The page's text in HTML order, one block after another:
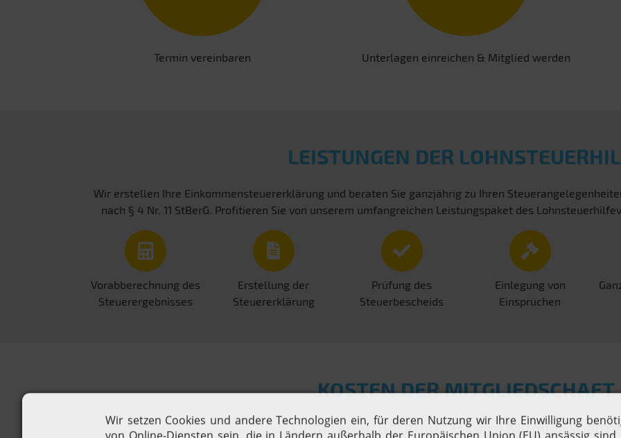
Termin vereinbaren Unterlagen einreichen & Mitglied werden
LEISTUNGEN DER
Wir erstellen Ihre Einkommensteuererklärung und beraten Sie ganzjährig zu Ihren
nach § 4 Nr. 11 StBerG. Profitieren Sie von unserem umfangreichen Leistungspaket des
Vorabberechnung des
Steuerergebnisses
Erstellung der
Steuererklärung
Prüfung des
Steuerbescheids
Einlegung von
Einsprüchen
KOSTEN DER MITGLIEDSCHAFT
Qualitative Beratung & faire